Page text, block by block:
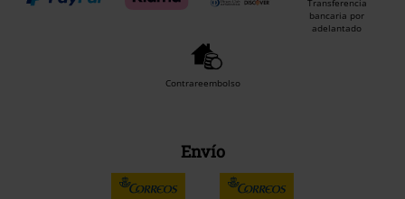
Transferencia
bancaria por
adelantado
Contrareembolso
Envío